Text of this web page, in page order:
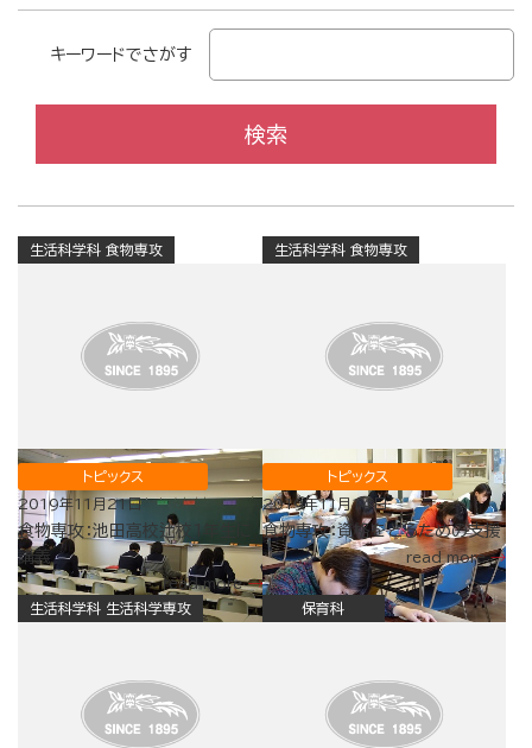
キーワードでさがす
生活科学科 食物専攻
トピックス
2019年11月21日
食物専攻：池田高校辻校1年生に
講義
read more
生活科学科 食物専攻
トピックス
2019年11月14日
食物専攻：資格をとるための支援
read more
生活科学科 生活科学専攻 保育科